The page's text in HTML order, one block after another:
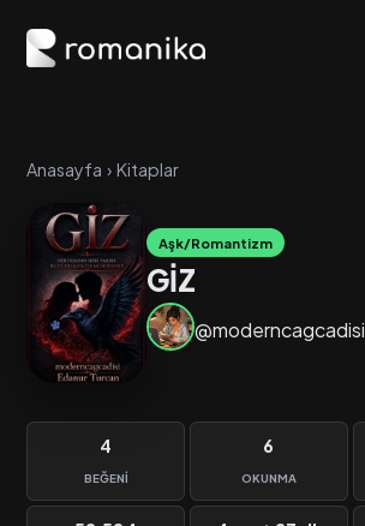
Anasayfa › Kitaplar
Aşk/Romantizm
GİZ
@moderncagcadisi
4
BEĞENI
6
OKUNMA